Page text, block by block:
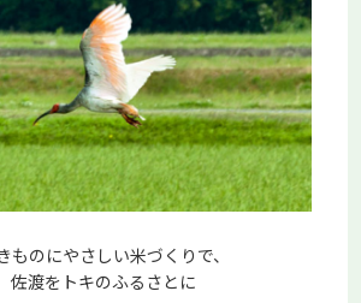
クプロジェクト寄付金贈呈式を開催し
みらい通常総代会後に「ハッピーミル
金贈呈式を開催しました。2025年度寄
円を日本ユニセフ協会へ贈呈。アフリ
どもたちの支援活動に役立てられます
コープみらい
ユニセフ一般募金を贈呈しました
らいでは宅配での注文番号での募金、
の募金、組合員による募金活動など
ものにやさしい米づくりで、
佐渡をトキのふるさとに